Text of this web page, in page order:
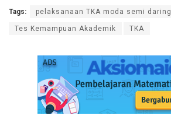
Tags: pelaksanaan TKA moda semi daring
Tes Kemampuan Akademik TKA